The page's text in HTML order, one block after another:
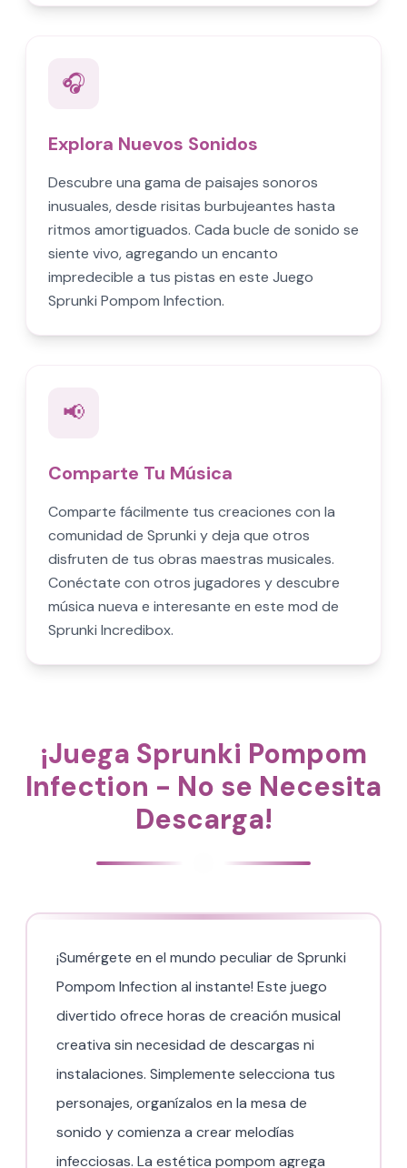
🎧
Explora Nuevos Sonidos
Descubre una gama de paisajes sonoros
inusuales, desde risitas burbujeantes hasta
ritmos amortiguados. Cada bucle de sonido se
siente vivo, agregando un encanto
impredecible a tus pistas en este Juego
Sprunki Pompom Infection.
📢
Comparte Tu Música
Comparte fácilmente tus creaciones con la
comunidad de Sprunki y deja que otros
disfruten de tus obras maestras musicales.
Conéctate con otros jugadores y descubre
música nueva e interesante en este mod de
Sprunki Incredibox.
¡Juega Sprunki Pompom
Infection - No se Necesita
Descarga!
¡Sumérgete en el mundo peculiar de Sprunki
Pompom Infection al instante! Este juego
divertido ofrece horas de creación musical
creativa sin necesidad de descargas ni
instalaciones. Simplemente selecciona tus
personajes, organízalos en la mesa de
sonido y comienza a crear melodías
infecciosas. La estética pompom agrega